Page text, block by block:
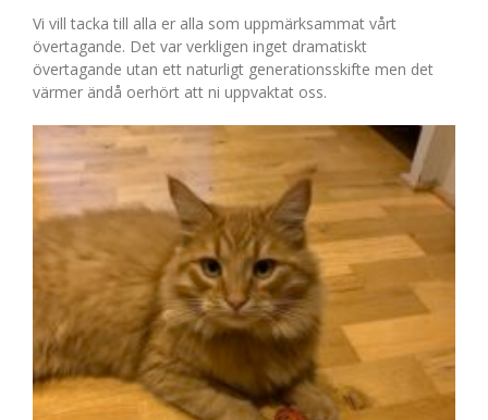
Vi vill tacka till alla er alla som uppmärksammat vårt
övertagande. Det var verkligen inget dramatiskt
övertagande utan ett naturligt generationsskifte men det
värmer ändå oerhört att ni uppvaktat oss.